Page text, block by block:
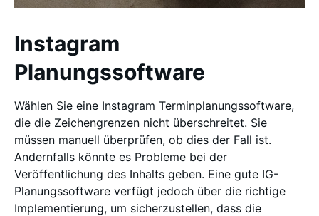
Instagram
Planungssoftware
Wählen Sie eine Instagram Terminplanungssoftware,
die die Zeichengrenzen nicht überschreitet. Sie
müssen manuell überprüfen, ob dies der Fall ist.
Andernfalls könnte es Probleme bei der
Veröffentlichung des Inhalts geben. Eine gute IG-
Planungssoftware verfügt jedoch über die richtige
Implementierung, um sicherzustellen, dass die